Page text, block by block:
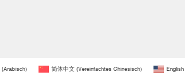
(Arabisch) 简体中文 (Vereinfachtes Chinesisch) English